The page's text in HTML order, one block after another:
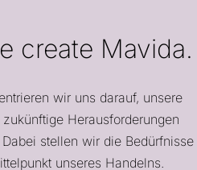
create Mavida.
wir uns darauf, unsere
Herausforderungen
stellen wir die Bedürfnisse
unseres Handelns.